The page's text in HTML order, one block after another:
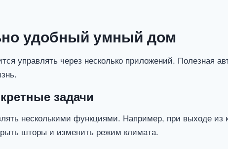
удобный умный дом
управлять через несколько приложений. Полезная
задачи
несколькими функциями. Например, при выходе из
шторы и изменить режим климата.